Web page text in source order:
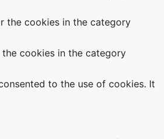
the cookies in the category
cookies in the category
to the use of cookies. It